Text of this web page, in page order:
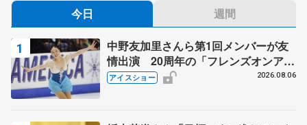
今日 週間
中野友加里さんら第1回メンバーが友
情出演 20周年の「フレンズオンアイ
ス」 宮本賢二さん、有川梨絵さん、
アイスショー 2026.08.06